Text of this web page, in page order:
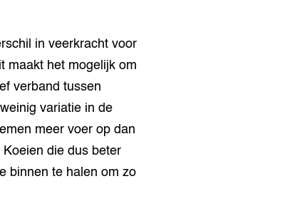
in veerkracht voor
maakt het mogelijk om
verband tussen
variatie in de
meer voer op dan
die dus beter
binnen te halen om zo